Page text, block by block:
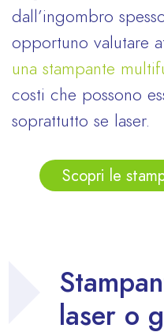
dall’ingombro
opportuno valutare
una stampante
costi che possono
soprattutto se laser.
Scopri le
laser o